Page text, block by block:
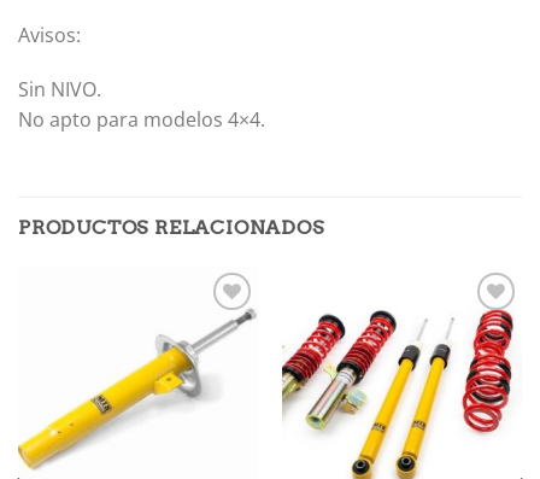
Avisos:
Sin NIVO.
No apto para modelos 4×4.
PRODUCTOS RELACIONADOS
Añadir
a la
deseos
Añadir
a la
lista de
deseos